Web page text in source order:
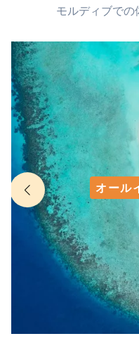
モルディブでの
オール